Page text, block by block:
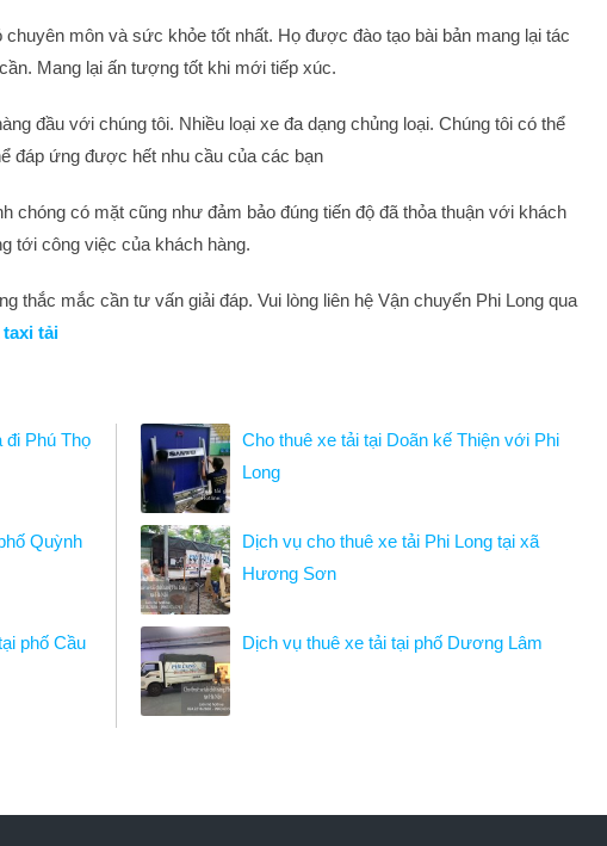
môn và sức khỏe tốt nhất. Họ được đào tạo bài bản mang lại tác
Mang lại ấn tượng tốt khi mới tiếp xúc.
đầu với chúng tôi. Nhiều loại xe đa dạng chủng loại. Chúng tôi có thể
đáp ứng được hết nhu cầu của các bạn
chóng có mặt cũng như đảm bảo đúng tiến độ đã thỏa thuận với khách
tới công việc của khách hàng.
thắc mắc cần tư vấn giải đáp. Vui lòng liên hệ Vận chuyển Phi Long qua
taxi tải
đi Phú Thọ
Quỳnh
phố Cầu
Cho thuê xe tải tại Doãn kế Thiện với Phi
Long
Dịch vụ cho thuê xe tải Phi Long tại xã
Hương Sơn
Dịch vụ thuê xe tải tại phố Dương Lâm